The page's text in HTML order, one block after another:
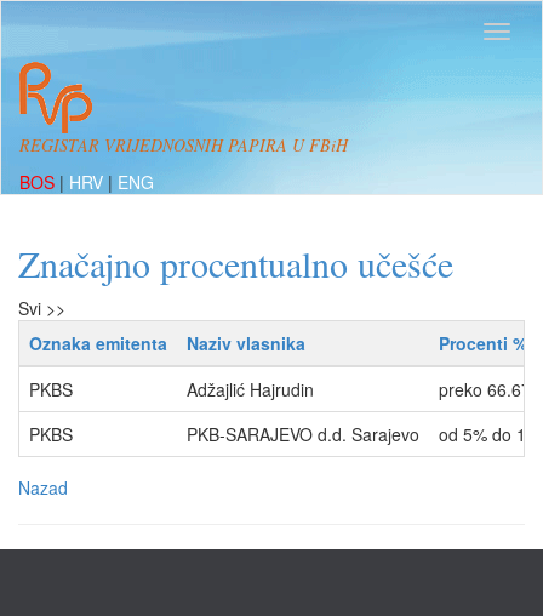
REGISTAR VRIJEDNOSNIH PAPIRA U FBiH
BOS | HRV | ENG
Značajno procentualno učešće
Svi >>
Oznaka emitenta
Naziv vlasnika
Procenti %
PKBS
Adžajlić Hajrudin
preko
PKBS
PKB-SARAJEVO d.d. Sarajevo od 5% do
Nazad